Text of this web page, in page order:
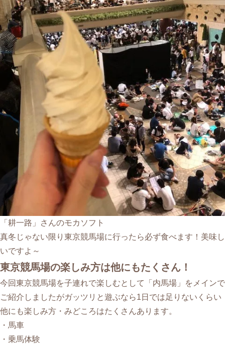
「耕一路」さんのモカソフト
真冬じゃない限り東京競馬場に行ったら必ず食べます！美味し
いですよ～
東京競馬場の楽しみ方は他にもたくさん！
今回東京競馬場を子連れで楽しむとして「内馬場」をメインで
ご紹介しましたがガッツリと遊ぶなら1日では足りないくらい
他にも楽しみ方・みどころはたくさんあります。
・馬車
・乗馬体験